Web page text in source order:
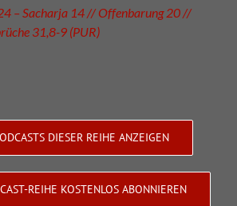
– Sacharja 14 // Offenbarung 20 //
31,8-9 (PUR)
DIESER REIHE ANZEIGEN
REIHE KOSTENLOS ABONNIEREN